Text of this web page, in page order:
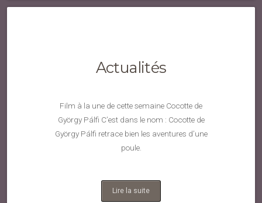
Actualités
Film à la une de cette semaine Cocotte de
György Pálfi C’est dans le nom : Cocotte de
György Pálfi retrace bien les aventures d’une
poule.
Lire la suite